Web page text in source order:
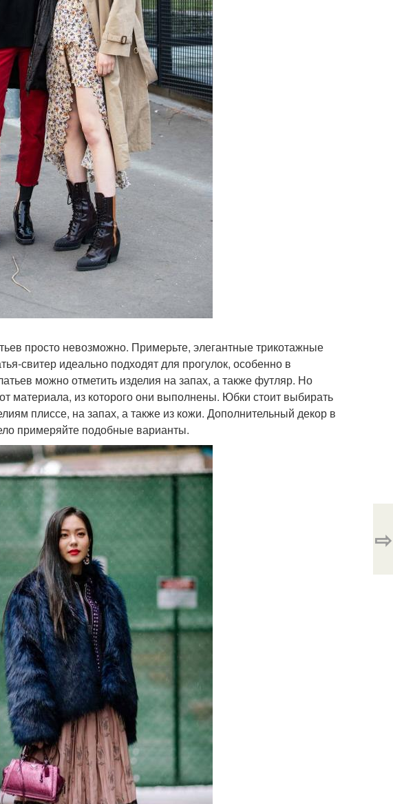
просто невозможно. Примерьте, элегантные трикотажные
свитер идеально подходят для прогулок, особенно в
можно отметить изделия на запах, а также футляр. Но
материала, из которого они выполнены. Юбки стоит выбирать
плиссе, на запах, а также из кожи. Дополнительный декор в
примеряйте подобные варианты.
⇨